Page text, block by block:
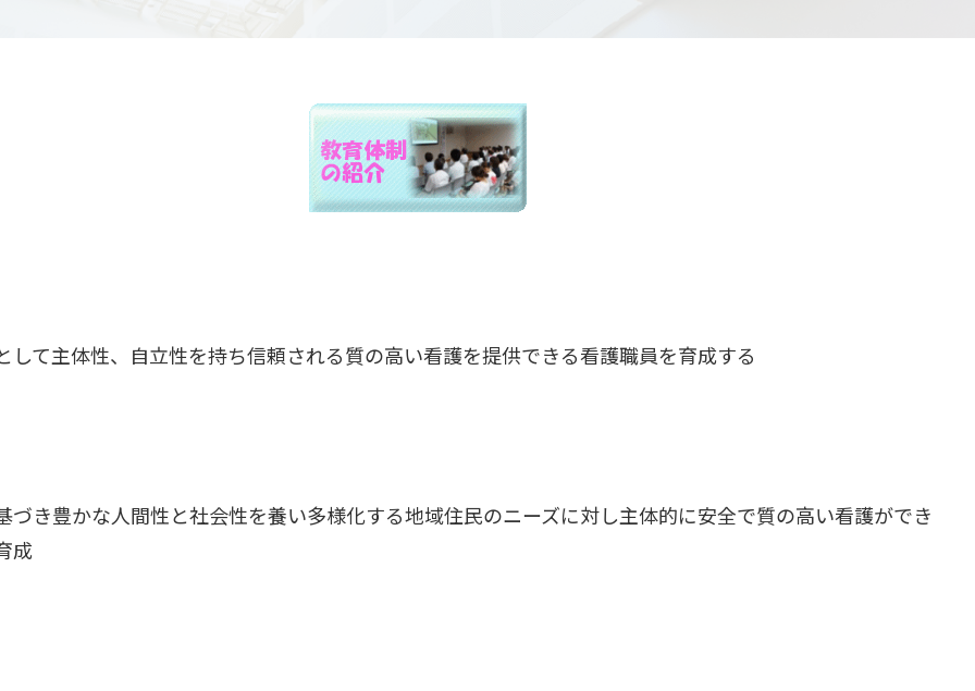
して主体性、自立性を持ち信頼される質の高い看護を提供できる看護職員を育成する
づき豊かな人間性と社会性を養い多様化する地域住民のニーズに対し主体的に安全で質の高い看護ができ
成